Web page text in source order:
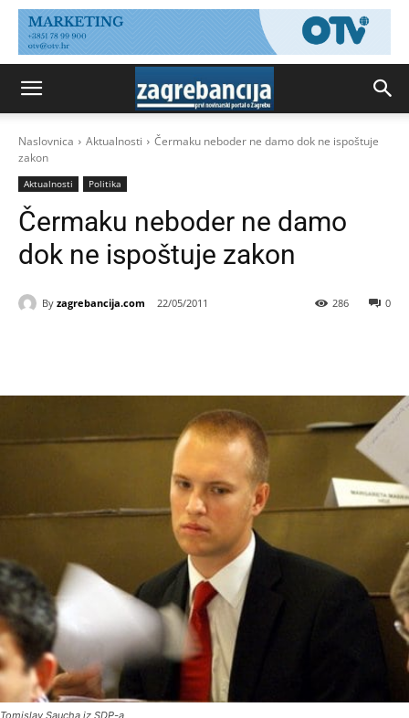
Naslovnica Aktualnosti
Čermaku neboder ne damo dok ne ispoštuje
zakon
Aktualnosti Politika
Čermaku neboder ne damo
dok ne ispoštuje zakon
By zagrebancija.com 22/05/2011 0
286
Tomislav Saucha iz SDP-a